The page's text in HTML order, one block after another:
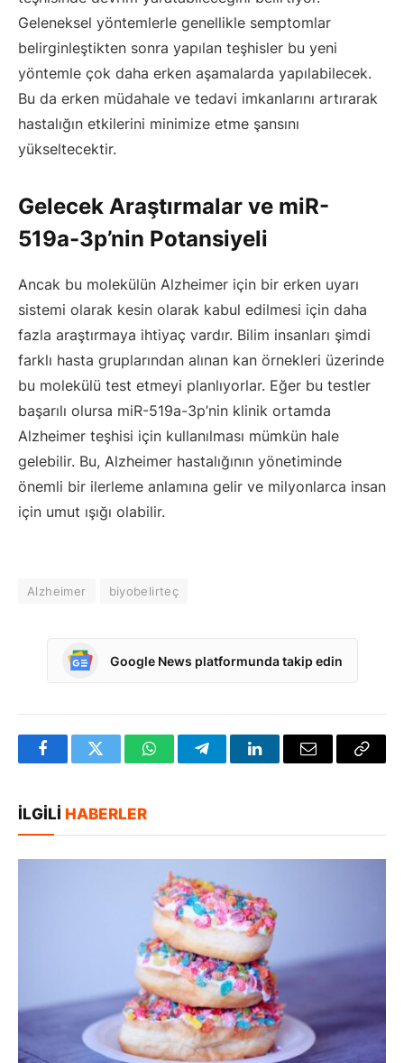
Geleneksel yöntemlerle genellikle semptomlar
belirginleştikten sonra yapılan teşhisler bu yeni
yöntemle çok daha erken aşamalarda yapılabilecek.
Bu da erken müdahale ve tedavi imkanlarını artırarak
hastalığın etkilerini minimize etme şansını
yükseltecektir.
Gelecek Araştırmalar ve miR-
519a-3p’nin Potansiyeli
Ancak bu molekülün Alzheimer için bir erken uyarı
sistemi olarak kesin olarak kabul edilmesi için daha
fazla araştırmaya ihtiyaç vardır. Bilim insanları şimdi
farklı hasta gruplarından alınan kan örnekleri üzerinde
bu molekülü test etmeyi planlıyorlar. Eğer bu testler
başarılı olursa miR-519a-3p’nin klinik ortamda
Alzheimer teşhisi için kullanılması mümkün hale
gelebilir. Bu, Alzheimer hastalığının yönetiminde
önemli bir ilerleme anlamına gelir ve milyonlarca insan
için umut ışığı olabilir.
Alzheimer biyobelirteç
Google News platformunda takip edin
FacebookTwitter WhatsAppTelegramLinkedInE-
İLGILI HABERLER